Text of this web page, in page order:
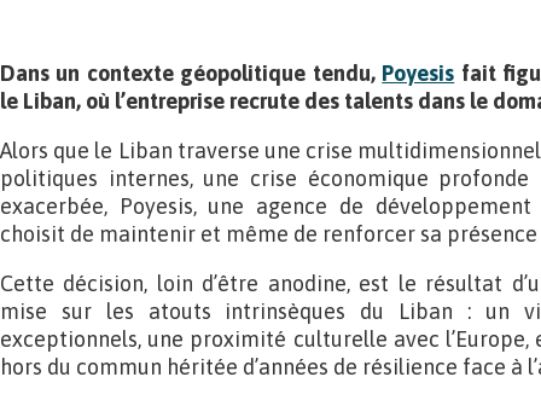
Dans un contexte géopolitique tendu, Poyesis fait
le Liban, où l’entreprise recrute des talents dans le
Alors que le Liban traverse une crise
politiques internes, une crise économique
exacerbée, Poyesis, une agence de
choisit de maintenir et même de renforcer sa
Cette décision, loin d’être anodine, est le résultat
mise sur les atouts intrinsèques du Liban : un
exceptionnels, une proximité culturelle avec
hors du commun héritée d’années de résilience face à